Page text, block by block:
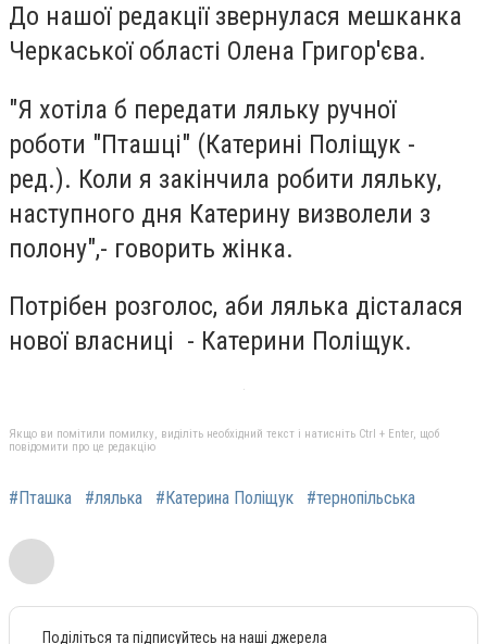
До нашої редакції звернулася мешканка
Черкаської області Олена Григор'єва.
"Я хотіла б передати ляльку ручної
роботи "Пташці" (Катерині Поліщук -
ред.). Коли я закінчила робити ляльку,
наступного дня Катерину визволели з
полону",- говорить жінка.
Потрібен розголос, аби лялька дісталася
нової власниці - Катерини Поліщук.
Якщо ви помітили помилку, виділіть необхідний текст і натисніть Ctrl + Enter, щоб
повідомити про це редакцію
#Пташка #лялька #Катерина Поліщук #тернопільська
Поділіться та підписуйтесь на наші джерела